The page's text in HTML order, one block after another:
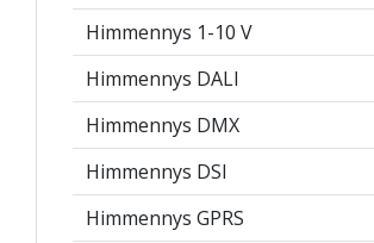
Himmennys 1-10 V
Himmennys DALI
Himmennys DMX
Himmennys DSI
Himmennys GPRS